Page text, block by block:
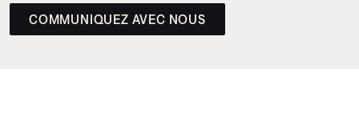
COMMUNIQUEZ AVEC NOUS